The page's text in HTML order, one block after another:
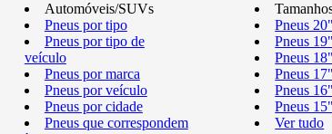
Automóveis/SUVs
Pneus por tipo
Pneus por tipo de
veículo
Pneus por marca
Pneus por veículo
Pneus por cidade
Pneus que correspondem
Pneus 20"
Pneus 19"
Pneus 18"
Pneus 17"
Pneus 16"
Pneus 15"
Ver tudo